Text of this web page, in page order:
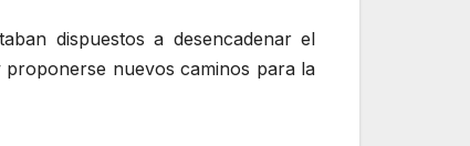
dispuestos a desencadenar el
nuevos caminos para la